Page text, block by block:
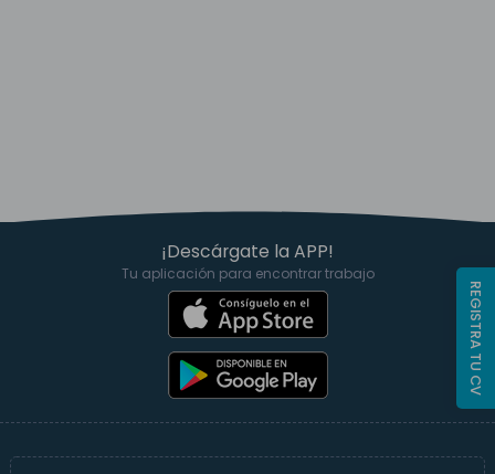
¡Descárgate la APP!
Tu aplicación para encontrar trabajo
REGISTRA TU CV